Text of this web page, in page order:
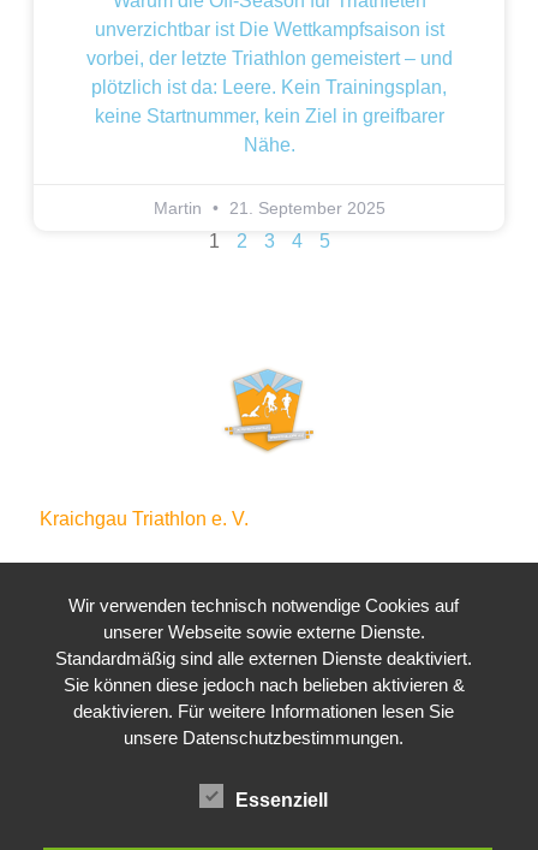
unverzichtbar ist Die Wettkampfsaison ist
vorbei, der letzte Triathlon gemeistert – und
plötzlich ist da: Leere. Kein Trainingsplan,
keine Startnummer, kein Ziel in greifbarer
Nähe.
Martin 21. September 2025
1 2 3 4 5
Kraichgau Triathlon e. V.
Waldstraße 4
Wir verwenden technisch notwendige Cookies auf
unserer Webseite sowie externe Dienste.
Standardmäßig sind alle externen Dienste deaktiviert.
Sie können diese jedoch nach belieben aktivieren &
deaktivieren. Für weitere Informationen lesen Sie
unsere Datenschutzbestimmungen.
Essenziell